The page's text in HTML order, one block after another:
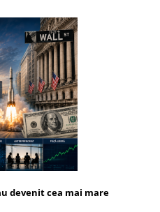
devenit cea mai mare